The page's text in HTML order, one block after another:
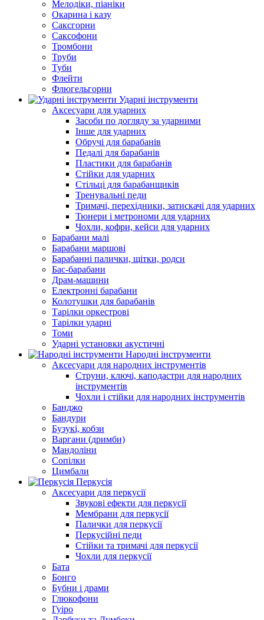
Мелодіки, піаніки
Окарина і казу
Саксгорни
Саксофони
Тромбони
Труби
Туби
Флейти
Флюгельгорни
Ударні інструменти
Аксесуари для ударних
Засоби по догляду за ударними
Інше для ударних
Обручі для барабанів
Педалі для барабанів
Пластики для барабанів
Стійки для ударних
Стільці для барабанщиків
Тренувальні педи
Тримачі, перехідники, затискачі для ударних
Тюнери і метрономи для ударних
Чохли, кофри, кейси для ударних
Барабани малі
Барабани маршові
Барабанні палички, щітки, родси
Бас-барабани
Драм-машини
Електронні барабани
Колотушки для барабанів
Тарілки оркестрові
Тарілки ударні
Томи
Ударні установки акустичні
Народні інструменти
Аксесуари для народних інструментів
Струни, ключі, каподастри для народних
інструментів
Чохли і стійки для народних інструментів
Банджо
Бандури
Бузукі, кобзи
Варгани (дримби)
Мандоліни
Сопілки
Цимбали
Перкусія
Аксесуари для перкусії
Звукові ефекти для перкусії
Мембрани для перкусії
Палички для перкусії
Перкусійні педи
Стійки та тримачі для перкусії
Чохли для перкусії
Бата
Бонго
Бубни і драми
Глюкофони
Гуіро